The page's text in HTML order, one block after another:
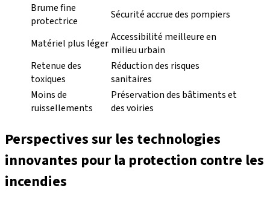
Brume fine
protectrice
Sécurité accrue des pompiers
Matériel plus légerAccessibilité meilleure en
milieu urbain
Retenue des
toxiques
Réduction des risques
sanitaires
Moins de
ruissellements
Préservation des bâtiments et
des voiries
Perspectives sur les technologies
innovantes pour la protection contre les
incendies